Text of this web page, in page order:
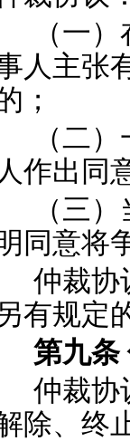
（一
人主张
；
（二
人作出同
（三
同意将
仲裁协
有规定
第九条
仲裁协
除、终